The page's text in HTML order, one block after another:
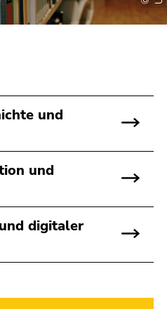
und
und
digitaler